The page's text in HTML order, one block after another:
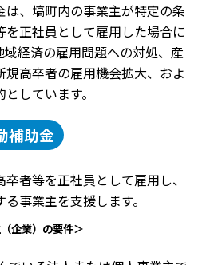
、塙町内の事業主が特定の条
正社員として雇用した場合に
経済の雇用問題への対処、産
高卒者の雇用機会拡大、およ
しています。
補助金
者等を正社員として雇用し、
事業主を支援します。
企業）の要件＞